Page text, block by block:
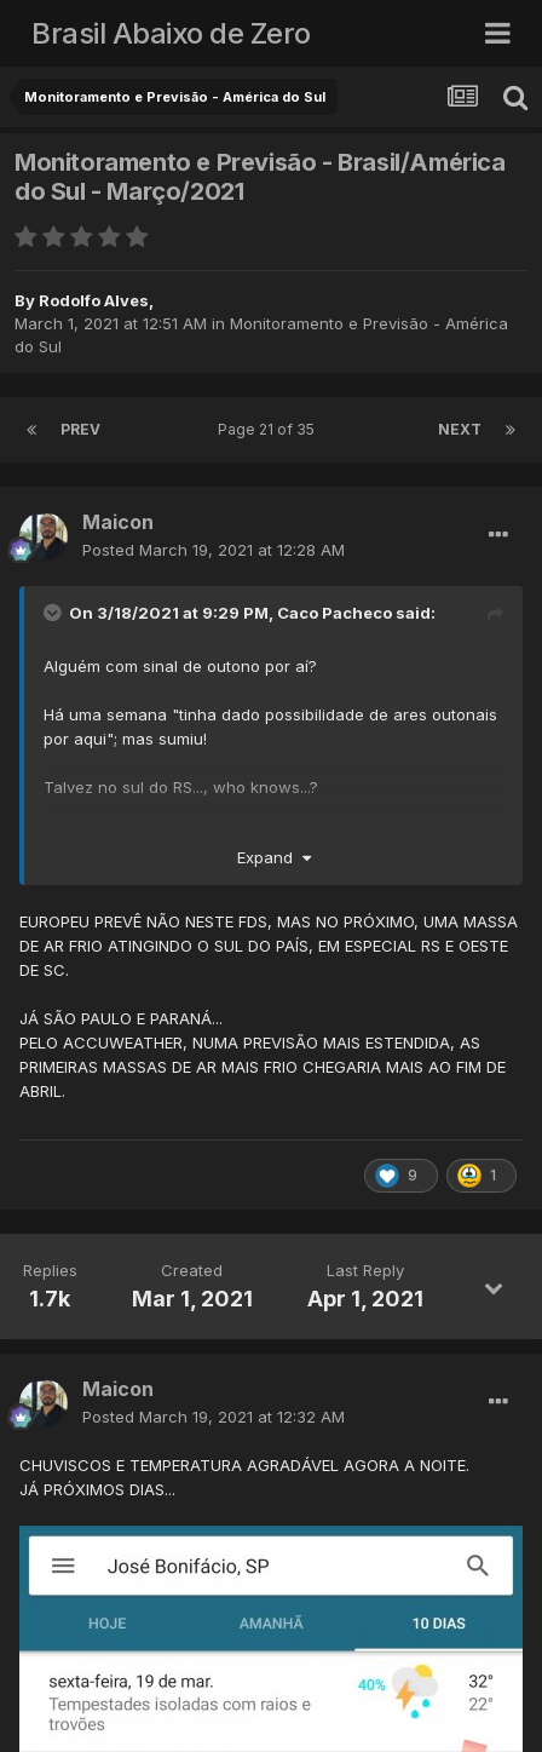
Brasil Abaixo de Zero
Monitoramento e Previsão - América do Sul
Monitoramento e Previsão - Brasil/América
do Sul - Março/2021
By Rodolfo Alves,
March 1, 2021 at 12:51 AM in Monitoramento e Previsão - América
do Sul
PREV NEXT
Page 21 of 35
Maicon
Posted March 19, 2021 at 12:28 AM
On 3/18/2021 at 9:29 PM, Caco Pacheco said:
Alguém com sinal de outono por aí?
Há uma semana "tinha dado possibilidade de ares outonais
por aqui"; mas sumiu!
Talvez no sul do RS..., who knows...?
Expand
EUROPEU PREVÊ NÃO NESTE FDS, MAS NO PRÓXIMO, UMA MASSA
DE AR FRIO ATINGINDO O SUL DO PAÍS, EM ESPECIAL RS E OESTE
DE SC.
JÁ SÃO PAULO E PARANÁ...
PELO ACCUWEATHER, NUMA PREVISÃO MAIS ESTENDIDA, AS
PRIMEIRAS MASSAS DE AR MAIS FRIO CHEGARIA MAIS AO FIM DE
ABRIL.
9 1
Replies
1.7k
Created
Mar 1, 2021
Last Reply
Apr 1, 2021
Maicon
Posted March 19, 2021 at 12:32 AM
CHUVISCOS E TEMPERATURA AGRADÁVEL AGORA A NOITE.
JÁ PRÓXIMOS DIAS...